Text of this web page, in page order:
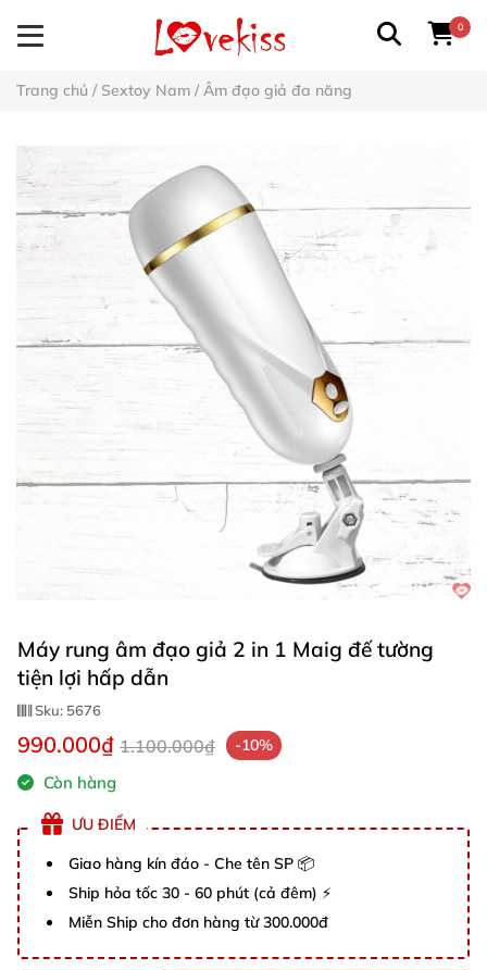
0
Trang chủ / Sextoy Nam / Âm đạo giả đa năng
Máy rung âm đạo giả 2 in 1 Maig đế tường
tiện lợi hấp dẫn
Sku: 5676
990.000₫ 1.100.000₫ -10%
Còn hàng
ƯU ĐIỂM
Giao hàng kín đáo - Che tên SP 📦
Ship hỏa tốc 30 - 60 phút (cả đêm) ⚡
Miễn Ship cho đơn hàng từ 300.000đ